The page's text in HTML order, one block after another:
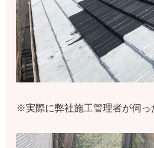
※実際に弊社施工管理者が伺っ